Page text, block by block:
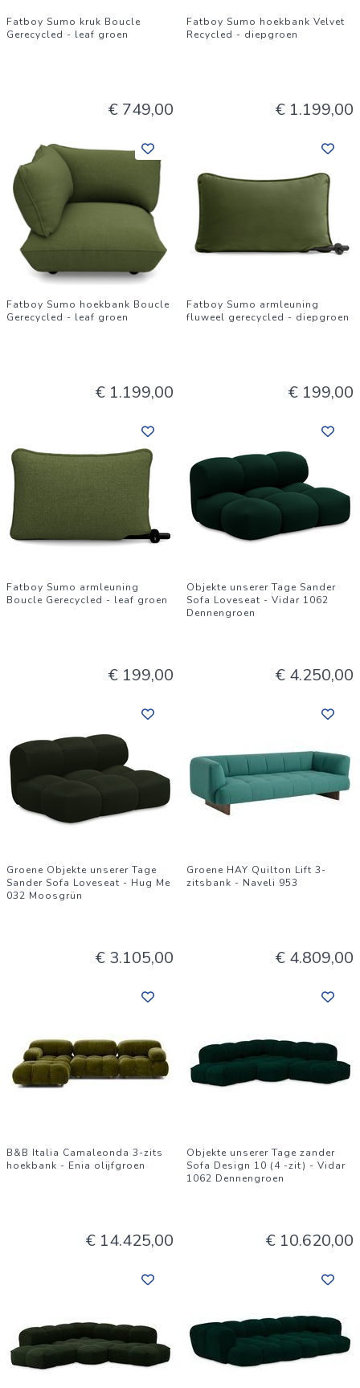
Fatboy Sumo kruk Boucle
Gerecycled - leaf groen
€ 749,00
Fatboy Sumo hoekbank Velvet
Recycled - diepgroen
€ 1.199,00
Fatboy Sumo hoekbank Boucle
Gerecycled - leaf groen
€ 1.199,00
Fatboy Sumo armleuning
fluweel gerecycled - diepgroen
€ 199,00
Fatboy Sumo armleuning
Boucle Gerecycled - leaf groen
€ 199,00
Objekte unserer Tage Sander
Sofa Loveseat - Vidar 1062
Dennengroen
€ 4.250,00
Groene Objekte unserer Tage
Sander Sofa Loveseat - Hug Me
032 Moosgrün
€ 3.105,00
Groene HAY Quilton Lift 3-
zitsbank - Naveli 953
€ 4.809,00
B&B Italia Camaleonda 3-zits
hoekbank - Enia olijfgroen
€ 14.425,00
Objekte unserer Tage zander
Sofa Design 10 (4 -zit) - Vidar
1062 Dennengroen
€ 10.620,00